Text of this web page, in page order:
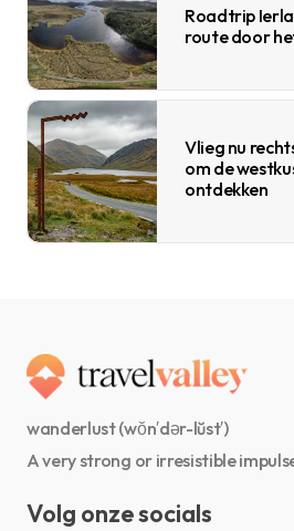
Roadtrip
route door
Vlieg nu
om de
ontdekken
wanderlust (wŏn′dər-lŭst′)
A very strong or irresistible
Volg onze socials